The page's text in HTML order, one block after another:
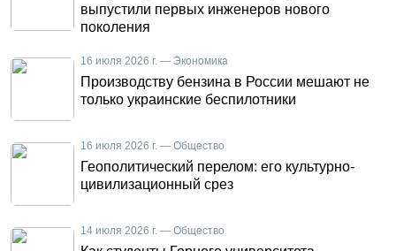
выпустили первых инженеров нового
поколения
16 июля 2026 г. — Экономика
Производству бензина в России мешают не
только украинские беспилотники
16 июля 2026 г. — Общество
Геополитический перелом: его культурно-
цивилизационный срез
14 июля 2026 г. — Общество